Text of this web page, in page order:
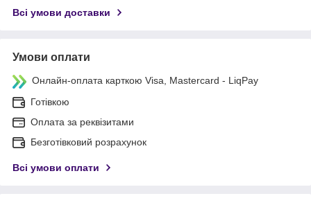
Всі умови доставки
Умови оплати
Онлайн-оплата карткою Visa, Mastercard - LiqPay
Готівкою
Оплата за реквізитами
Безготівковий розрахунок
Всі умови оплати